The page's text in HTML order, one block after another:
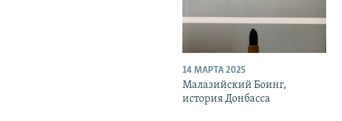
14 МАРТА 2025
Малазийский Боинг,
история Донбасса